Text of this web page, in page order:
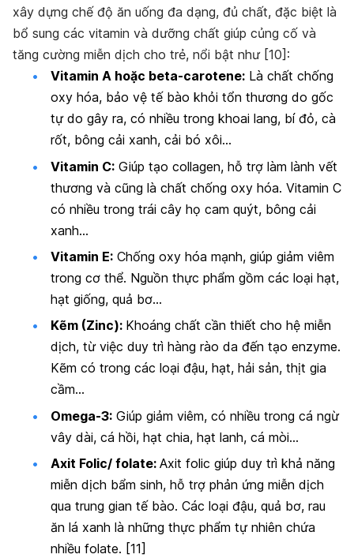
xây dựng chế độ ăn uống đa dạng, đủ chất, đặc biệt là
bổ sung các vitamin và dưỡng chất giúp củng cố và
tăng cường miễn dịch cho trẻ, nổi bật như [10]:
Vitamin A hoặc beta-carotene: Là chất chống
oxy hóa, bảo vệ tế bào khỏi tổn thương do gốc
tự do gây ra, có nhiều trong khoai lang, bí đỏ, cà
rốt, bông cải xanh, cải bó xôi…
Vitamin C: Giúp tạo collagen, hỗ trợ làm lành vết
thương và cũng là chất chống oxy hóa. Vitamin C
có nhiều trong trái cây họ cam quýt, bông cải
xanh…
Vitamin E: Chống oxy hóa mạnh, giúp giảm viêm
trong cơ thể. Nguồn thực phẩm gồm các loại hạt,
hạt giống, quả bơ…
Kẽm (Zinc): Khoáng chất cần thiết cho hệ miễn
dịch, từ việc duy trì hàng rào da đến tạo enzyme.
Kẽm có trong các loại đậu, hạt, hải sản, thịt gia
cầm…
Omega-3: Giúp giảm viêm, có nhiều trong cá ngừ
vây dài, cá hồi, hạt chia, hạt lanh, cá mòi…
Axit Folic/ folate: Axit folic giúp duy trì khả năng
miễn dịch bẩm sinh, hỗ trợ phản ứng miễn dịch
qua trung gian tế bào. Các loại đậu, quả bơ, rau
ăn lá xanh là những thực phẩm tự nhiên chứa
nhiều folate. [11]